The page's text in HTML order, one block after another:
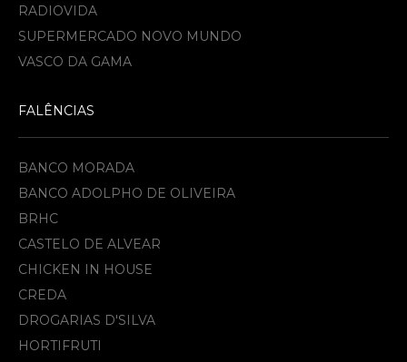
RADIOVIDA
SUPERMERCADO NOVO MUNDO
VASCO DA GAMA
FALÊNCIAS
BANCO MORADA
BANCO ADOLPHO DE OLIVEIRA
BRHC
CASTELO DE ALVEAR
CHICKEN IN HOUSE
CREDA
DROGARIAS D'SILVA
HORTIFRUTI